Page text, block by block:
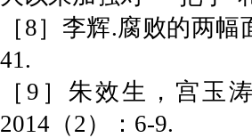
［8］李辉.腐败的两
41.
［9］朱效生，宫玉
2014（2）：6-9.